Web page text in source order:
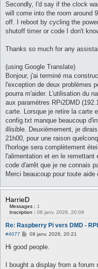
Secondly, I'd say if the clock
will come into the room around
off. I reboot by cycling the
shutoff timer or code I don't
Thanks so much for any
(using Google Translate)
Bonjour, j'ai terminé ma
l'exception de deux problèmes
pourra m'aider. L'utilisation du
aux paramètres RPi2DMD
carte. Lorsque je retire la carte
config.txt manque beaucoup
illisible. Deuxièmement, je
21h00, pour une raison
l'horloge sera complètement
l'alimentation et en le
code d'arrêt que je ne connais
Merci beaucoup pour toute
HarrieD
Messages : 1
Inscription : 08 janv. 2026, 20:09
Re: Raspberry Pi vers DMD -
#4077
M
s
s
g
08 janv. 2026, 20:21
Hi good people.
I bought a display from a forum